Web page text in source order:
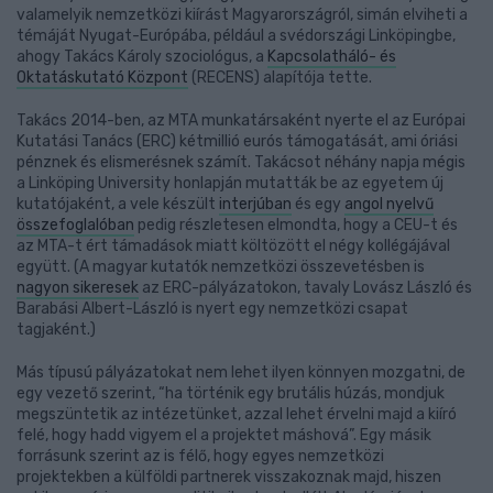
valamelyik nemzetközi kiírást Magyarországról, simán elviheti a
témáját Nyugat-Európába, például a svédországi Linköpingbe,
ahogy Takács Károly szociológus, a Kapcsolatháló- és
Oktatáskutató Központ (RECENS) alapítója tette.
Takács 2014-ben, az MTA munkatársaként nyerte el az Európai
Kutatási Tanács (ERC) kétmillió eurós támogatását, ami óriási
pénznek és elismerésnek számít. Takácsot néhány napja mégis
a Linköping University honlapján mutatták be az egyetem új
kutatójaként, a vele készült interjúban és egy angol nyelvű
összefoglalóban pedig részletesen elmondta, hogy a CEU-t és
az MTA-t ért támadások miatt költözött el négy kollégájával
együtt. (A magyar kutatók nemzetközi összevetésben is
nagyon sikeresek az ERC-pályázatokon, tavaly Lovász László és
Barabási Albert-László is nyert egy nemzetközi csapat
tagjaként.)
Más típusú pályázatokat nem lehet ilyen könnyen mozgatni, de
egy vezető szerint, “ha történik egy brutális húzás, mondjuk
megszüntetik az intézetünket, azzal lehet érvelni majd a kiíró
felé, hogy hadd vigyem el a projektet máshová”. Egy másik
forrásunk szerint az is félő, hogy egyes nemzetközi
projektekben a külföldi partnerek visszakoznak majd, hiszen